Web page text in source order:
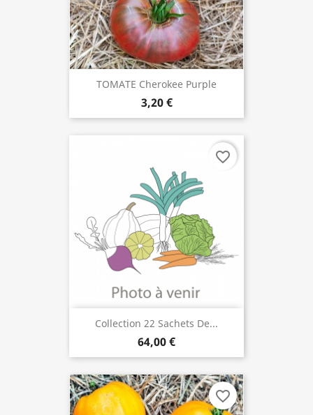
TOMATE Cherokee Purple
3,20 €
Collection 22 Sachets De...
64,00 €
favorite_border
favorite_border